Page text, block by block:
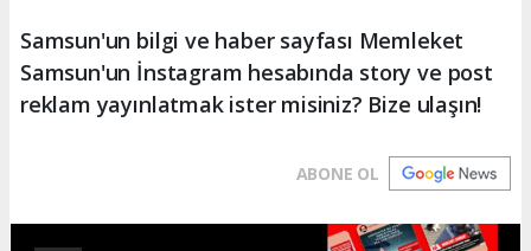
Samsun'un bilgi ve haber sayfası Memleket
Samsun'un İnstagram hesabında story ve post
reklam yayınlatmak ister misiniz? Bize ulaşın!
ABONE OL